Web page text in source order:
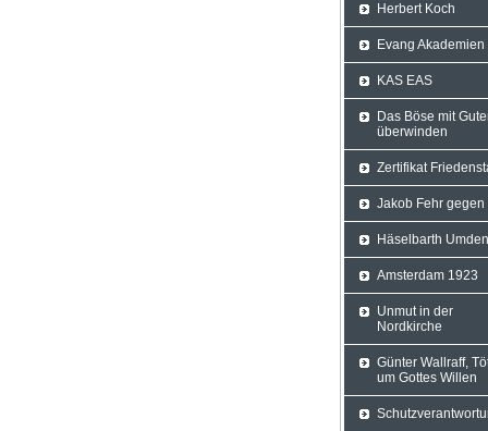
Herbert Koch
Evang Akademien
KAS EAS
Das Böse mit
überwinden
Zertifikat
Jakob Fehr gegen
Häselbarth
Amsterdam 1923
Unmut in der
Nordkirche
Günter Wallraff,
um Gottes Willen